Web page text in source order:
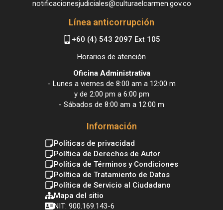
notificacionesjudiciales@culturaelcarmen.gov.co
Línea anticorrupción
+60 (4) 543 2097 Ext 105
Horarios de atención
Oficina Administrativa
- Lunes a viernes de 8:00 am a 12:00 m
y de 2:00 pm a 6:00 pm
- Sábados de 8:00 am a 12:00 m
Información
Políticas de privacidad
Política de Derechos de Autor
Política de Términos y Condiciones
Política de Tratamiento de Datos
Política de Servicio al Ciudadano
Mapa del sitio
NIT: 900.169.143-6